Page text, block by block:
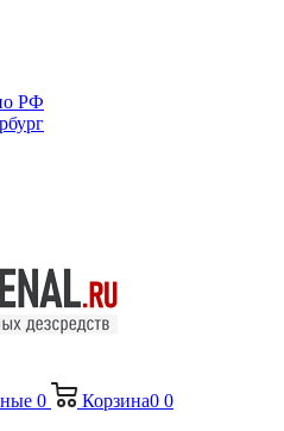
РФ
0 Корзина0 0